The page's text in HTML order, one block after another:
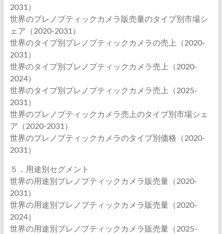
2031）
世界のプレノプティックカメラ販売量のタイプ別市場シ
ェア（2020-2031）
世界のタイプ別プレノプティックカメラの売上（2020-
2031）
世界のタイプ別プレノプティックカメラ売上（2020-
2024）
世界のタイプ別プレノプティックカメラ売上（2025-
2031）
世界のプレノプティックカメラ売上のタイプ別市場シェ
ア（2020-2031）
世界のプレノプティックカメラのタイプ別価格（2020-
2031）
５．用途別セグメント
世界の用途別プレノプティックカメラ販売量（2020-
2031）
世界の用途別プレノプティックカメラ販売量（2020-
2024）
世界の用途別プレノプティックカメラ販売量（2025-